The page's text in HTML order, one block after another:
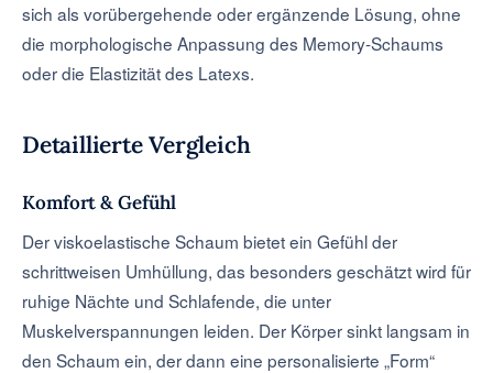
sich als vorübergehende oder ergänzende Lösung, ohne
die morphologische Anpassung des Memory-Schaums
oder die Elastizität des Latexs.
Detaillierte Vergleich
Komfort & Gefühl
Der viskoelastische Schaum bietet ein Gefühl der
schrittweisen Umhüllung, das besonders geschätzt wird für
ruhige Nächte und Schlafende, die unter
Muskelverspannungen leiden. Der Körper sinkt langsam in
den Schaum ein, der dann eine personalisierte „Form“